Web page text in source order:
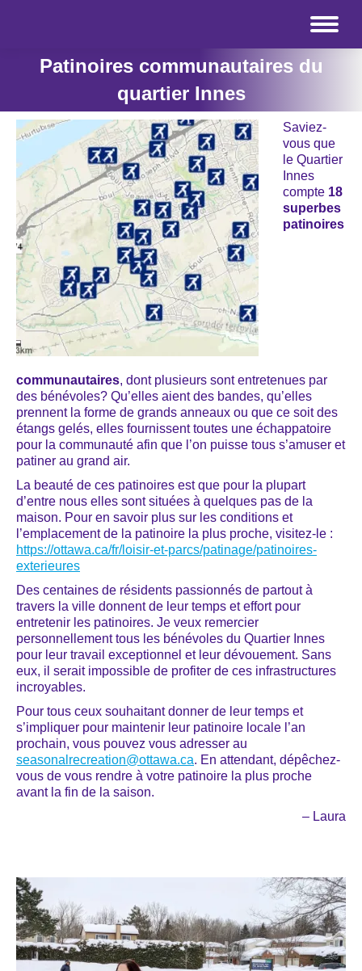
Patinoires communautaires du
quartier Innes
Saviez-
vous que
le Quartier
Innes
compte 18
superbes
patinoires
communautaires, dont plusieurs sont entretenues par
des bénévoles? Qu’elles aient des bandes, qu’elles
prennent la forme de grands anneaux ou que ce soit des
étangs gelés, elles fournissent toutes une échappatoire
pour la communauté afin que l’on puisse tous s’amuser et
patiner au grand air.
La beauté de ces patinoires est que pour la plupart
d’entre nous elles sont situées à quelques pas de la
maison. Pour en savoir plus sur les conditions et
l’emplacement de la patinoire la plus proche, visitez-le :
https://ottawa.ca/fr/loisir-et-parcs/patinage/patinoires-
exterieures
Des centaines de résidents passionnés de partout à
travers la ville donnent de leur temps et effort pour
entretenir les patinoires. Je veux remercier
personnellement tous les bénévoles du Quartier Innes
pour leur travail exceptionnel et leur dévouement. Sans
eux, il serait impossible de profiter de ces infrastructures
incroyables.
Pour tous ceux souhaitant donner de leur temps et
s’impliquer pour maintenir leur patinoire locale l’an
prochain, vous pouvez vous adresser au
seasonalrecreation@ottawa.ca. En attendant, dépêchez-
vous de vous rendre à votre patinoire la plus proche
avant la fin de la saison.
– Laura